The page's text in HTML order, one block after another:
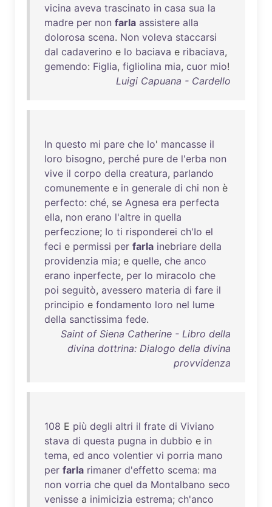
vicina aveva trascinato in casa sua la
madre per non farla assistere alla
dolorosa scena. Non voleva staccarsi
dal cadaverino e lo baciava e ribaciava,
gemendo: Figlia, figliolina mia, cuor mio!
Luigi Capuana - Cardello
In questo mi pare che lo' mancasse il
loro bisogno, perché pure de l'erba non
vive il corpo della creatura, parlando
comunemente e in generale di chi non è
perfecto: ché, se Agnesa era perfecta
ella, non erano l'altre in quella
perfeczione; Io ti risponderei ch'Io el
feci e permissi per farla inebriare della
providenzia mia; e quelle, che anco
erano inperfecte, per lo miracolo che
poi seguitò, avessero materia di fare il
principio e fondamento loro nel lume
della sanctissima fede.
Saint of Siena Catherine - Libro della
divina dottrina: Dialogo della divina
provvidenza
108 E più degli altri il frate di Viviano
stava di questa pugna in dubbio e in
tema, ed anco volentier vi porria mano
per farla rimaner d'effetto scema: ma
non vorria che quel da Montalbano seco
venisse a inimicizia estrema; ch'anco